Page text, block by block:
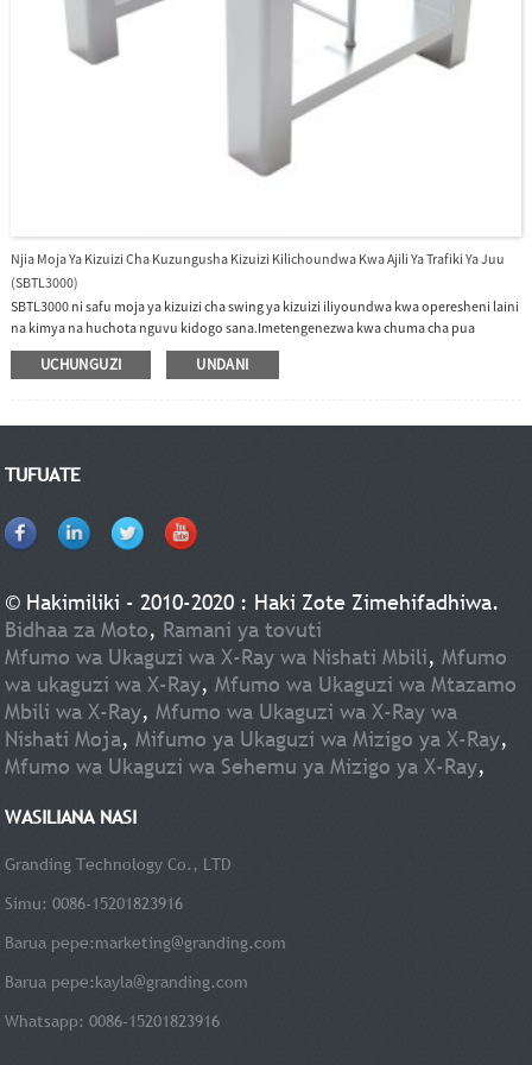
Njia Moja Ya Kizuizi Cha Kuzungusha Kizuizi Kilichoundwa Kwa Ajili Ya Trafiki Ya Juu
(SBTL3000)
SBTL3000 ni safu moja ya kizuizi cha swing ya kizuizi iliyoundwa kwa operesheni laini
na kimya na huchota nguvu kidogo sana.Imetengenezwa kwa chuma cha pua
ambayo hufanya SBTL3000 kudumu sana.Vizuizi vya SBTL3000 kawaida hushikiliwa
katika nafasi iliyofungwa, na hivyo kunyima ufikiaji wa upande uliolindwa.Baada ya
kuelekea usalama.Wakati umeme unapokatika, mtumiaji anaweza kusukuma kizuizi
katika muundo wa kudumu na wa kifahari.
UCHUNGUZI UNDANI
TUFUATE
© Hakimiliki - 2010-2020 : Haki Zote Zimehifadhiwa.
Bidhaa za Moto, Ramani ya tovuti
Mfumo wa Ukaguzi wa X-Ray wa Nishati Mbili,Mfumo
wa ukaguzi wa X-Ray,Mfumo wa Ukaguzi wa Mtazamo
Mbili wa X-Ray,Mfumo wa Ukaguzi wa X-Ray wa
Nishati Moja,Mifumo ya Ukaguzi wa Mizigo ya X-Ray,
Mfumo wa Ukaguzi wa Sehemu ya Mizigo ya X-Ray,
WASILIANA NASI
Granding Technology Co., LTD
Simu: 0086-15201823916
Barua pepe:marketing@granding.com
Barua pepe:kayla@granding.com
Whatsapp: 0086-15201823916